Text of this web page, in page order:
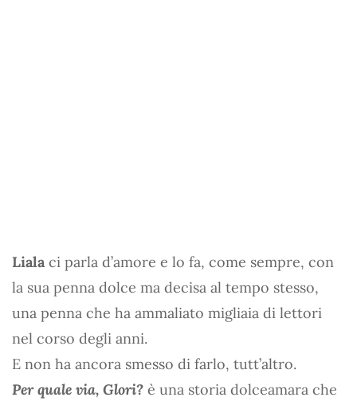
Liala ci parla d’amore e lo fa, come sempre, con
la sua penna dolce ma decisa al tempo stesso,
una penna che ha ammaliato migliaia di lettori
nel corso degli anni.
E non ha ancora smesso di farlo, tutt’altro.
Per quale via, Glori? è una storia dolceamara che